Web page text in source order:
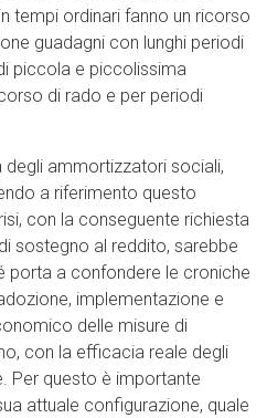
tempi ordinari fanno un ricorso
guadagni con lunghi periodi
piccola e piccolissima
di rado e per periodi
degli ammortizzatori sociali,
a riferimento questo
con la conseguente richiesta
sostegno al reddito, sarebbe
porta a confondere le croniche
implementazione e
delle misure di
con la efficacia reale degli
Per questo è importante
attuale configurazione, quale